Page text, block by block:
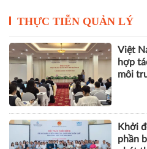
THỰC TIỄN QUẢN LÝ
Việt
hợp
môi
Khởi
phần